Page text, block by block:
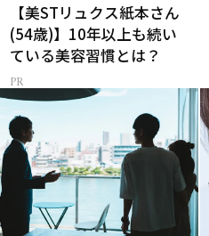
【美STリュクス紙本さん
(54歳)】10年以上も続い
ている美容習慣とは？